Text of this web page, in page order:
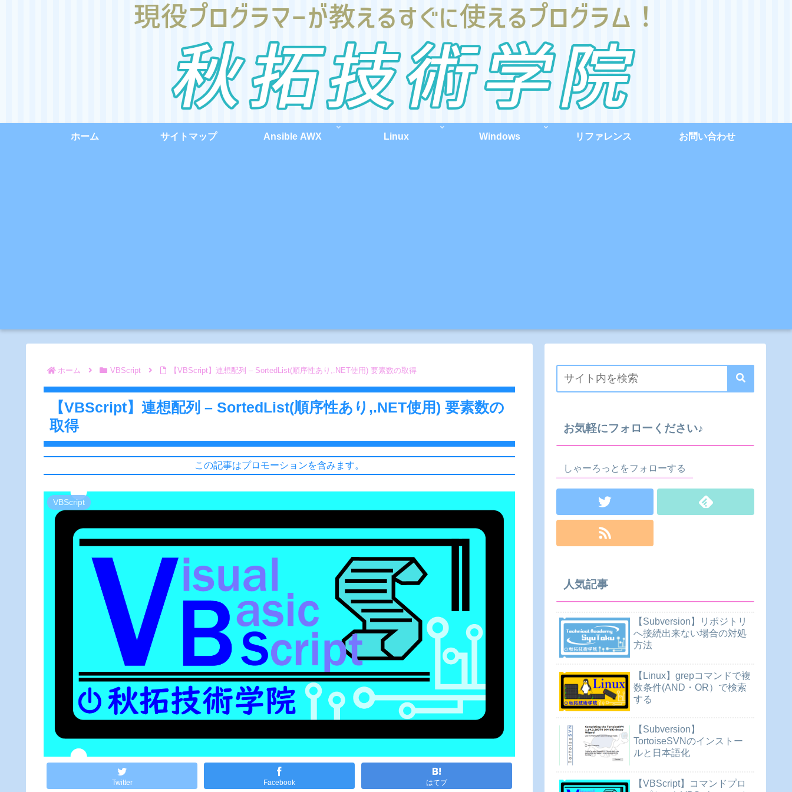
ホーム サイトマップ Ansible AWX Linux Windows リファレンス お問い合わせ
ホーム VBScript 【VBScript】連想配列 – SortedList(順序性あり,.NET使用) 要素数の取得
【VBScript】連想配列 – SortedList(順序性あり,.NET使用) 要素数の
取得
この記事はプロモーションを含みます。
VBScript
Twitter Facebook はてブ
お気軽にフォローください♪
しゃーろっとをフォローする
人気記事
【Subversion】リポジトリ
へ接続出来ない場合の対処
方法
【Linux】grepコマンドで複
数条件(AND・OR）で検索
する
【Subversion】
TortoiseSVNのインストー
ルと日本語化
【VBScript】コマンドプロ